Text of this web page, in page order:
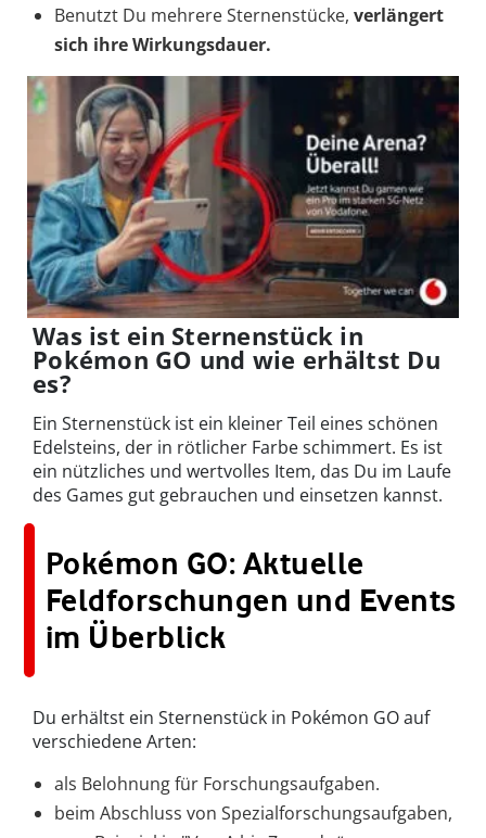
Benutzt Du mehrere Sternenstücke, verlängert
sich ihre Wirkungsdauer.
Was ist ein Sternenstück in
Pokémon GO und wie erhältst Du
es?
Ein Sternenstück ist ein kleiner Teil eines schönen
Edelsteins, der in rötlicher Farbe schimmert. Es ist
ein nützliches und wertvolles Item, das Du im Laufe
des Games gut gebrauchen und einsetzen kannst.
Pokémon GO: Aktuelle
Feldforschungen und Events
im Überblick
Du erhältst ein Sternenstück in Pokémon GO auf
verschiedene Arten:
als Belohnung für Forschungsaufgaben.
beim Abschluss von Spezialforschungsaufgaben,